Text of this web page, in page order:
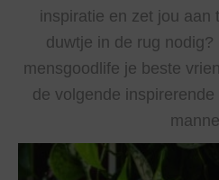
inspiratie en zet jou aan
duwtje in de rug
mensgoodlife je beste
de volgende